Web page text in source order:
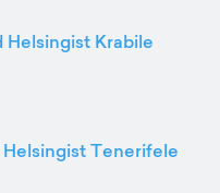
Helsingist Krabile
Tenerifele